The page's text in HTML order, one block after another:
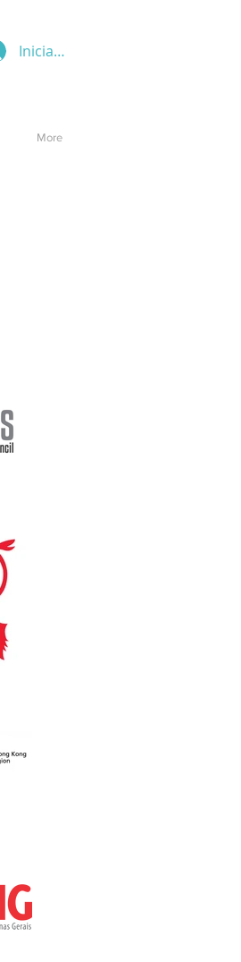
Iniciar sesión
More